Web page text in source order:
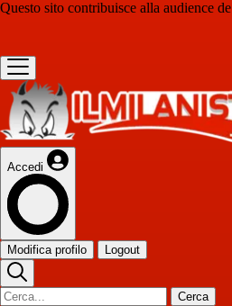
Questo sito contribuisce alla audience de
Accedi
Modifica profilo Logout
Cerca